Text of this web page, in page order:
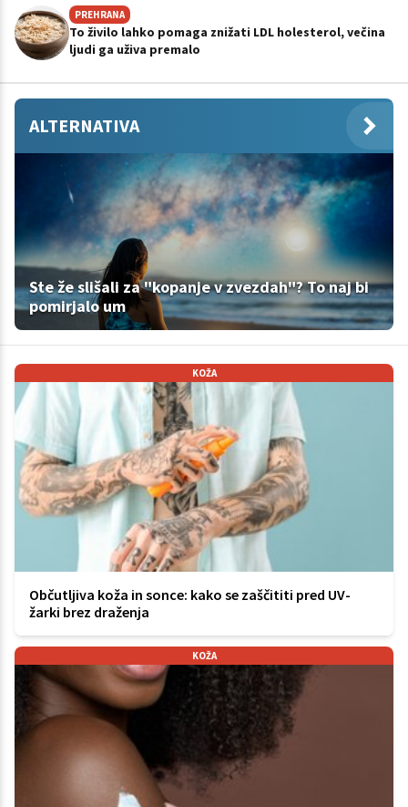
PREHRANA
To živilo lahko pomaga znižati LDL holesterol, večina
ljudi ga uživa premalo
ALTERNATIVA
Ste že slišali za "kopanje v zvezdah"? To naj bi
pomirjalo um
KOŽA
Občutljiva koža in sonce: kako se zaščititi pred UV-
žarki brez draženja
KOŽA